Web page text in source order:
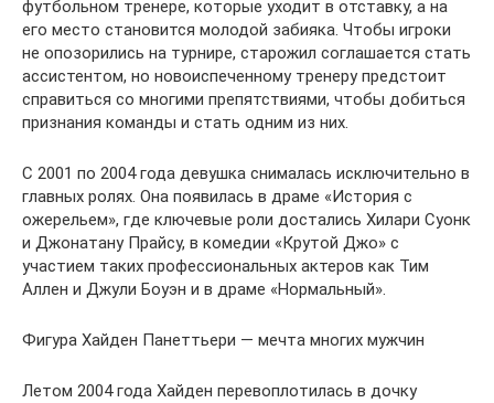
футбольном тренере, которые уходит в отставку, а на
его место становится молодой забияка. Чтобы игроки
не опозорились на турнире, старожил соглашается стать
ассистентом, но новоиспеченному тренеру предстоит
справиться со многими препятствиями, чтобы добиться
признания команды и стать одним из них.
С 2001 по 2004 года девушка снималась исключительно в
главных ролях. Она появилась в драме «История с
ожерельем», где ключевые роли достались Хилари Суонк
и Джонатану Прайсу, в комедии «Крутой Джо» с
участием таких профессиональных актеров как Тим
Аллен и Джули Боуэн и в драме «Нормальный».
Фигура Хайден Панеттьери — мечта многих мужчин
Летом 2004 года Хайден перевоплотилась в дочку